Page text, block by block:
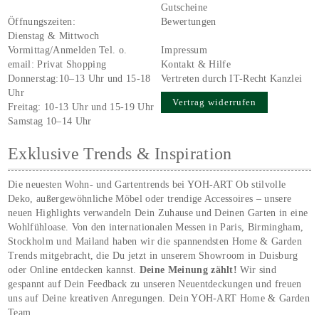
Öffnungszeiten:
Dienstag & Mittwoch
Vormittag/Anmelden Tel. o.
email:Privat Shopping
Donnerstag:10–13 Uhr und 15-18
Uhr
Freitag: 10-13 Uhr und 15-19 Uhr
Samstag 10–14 Uhr
Gutscheine
Bewertungen
Impressum
Kontakt & Hilfe
Vertreten durch IT-Recht Kanzlei
Vertrag widerrufen
Exklusive Trends & Inspiration
Die neuesten Wohn- und Gartentrends bei YOH‑ART Ob stilvolle
Deko, außergewöhnliche Möbel oder trendige Accessoires – unsere
neuen Highlights verwandeln Dein Zuhause und Deinen Garten in eine
Wohlfühloase. Von den internationalen Messen in Paris, Birmingham,
Stockholm und Mailand haben wir die spannendsten Home & Garden
Trends mitgebracht, die Du jetzt in unserem Showroom in Duisburg
oder Online entdecken kannst. Deine Meinung zählt!Wir sind
gespannt auf Dein Feedback zu unseren Neuentdeckungen und freuen
uns auf Deine kreativen Anregungen. Dein YOH‑ART Home & Garden
Team.